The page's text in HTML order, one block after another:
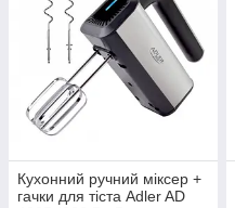
Кухонний ручний міксер +
гачки для тіста Adler AD